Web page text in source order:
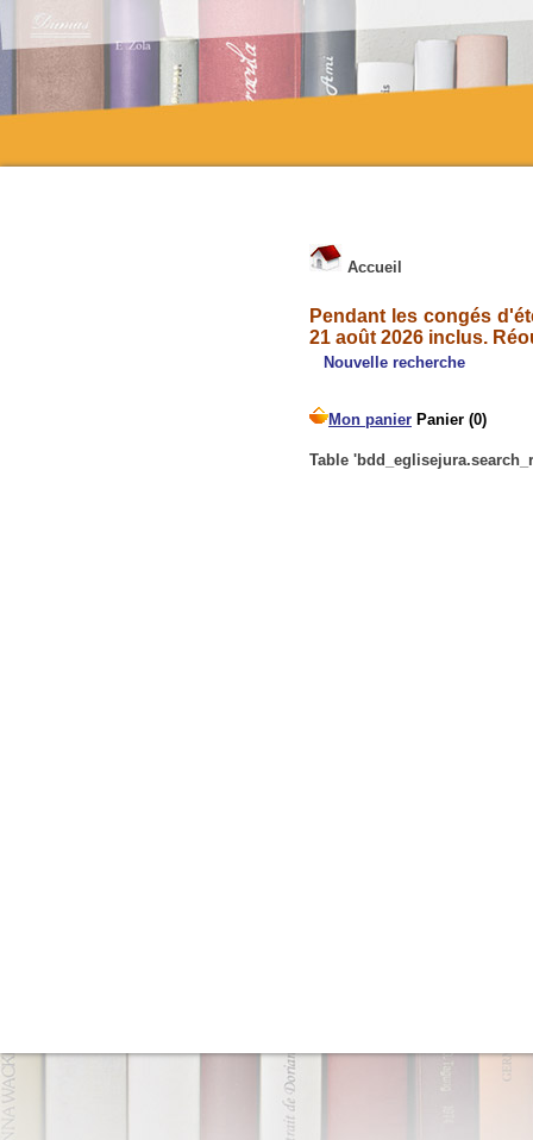
Accueil
Pendant les congés
21 août 2026 inclus.
Nouvelle recherche
Table